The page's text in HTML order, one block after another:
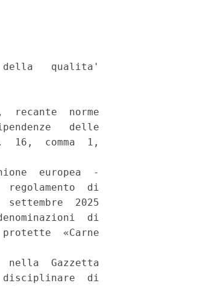
della   qualita'
recante  norme
delle
comma  1,
europea  -
di
settembre  2025
di
«Carne
nella  Gazzetta
di